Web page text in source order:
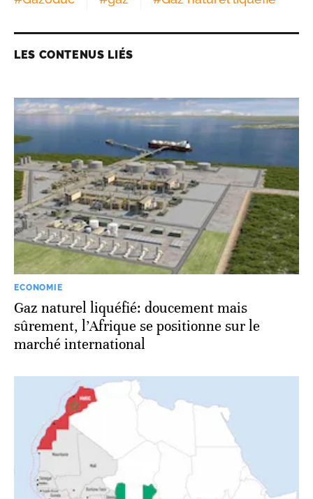
LES CONTENUS LIÉS
ECONOMIE
Gaz naturel liquéfié: doucement mais
sûrement, l’Afrique se positionne sur le
marché international